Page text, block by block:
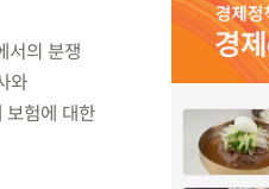
서의 분쟁
와
보험에 대한